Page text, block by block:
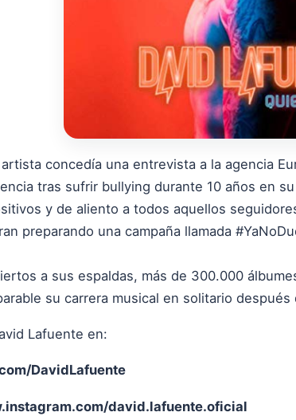
concedía una entrevista a la agencia
tras sufrir bullying durante 10 años en
y de aliento a todos aquellos
preparando una campaña llamada
a sus espaldas, más de 300.000
su carrera musical en solitario
Lafuente en:
DavidLafuente
david.lafuente.oficial